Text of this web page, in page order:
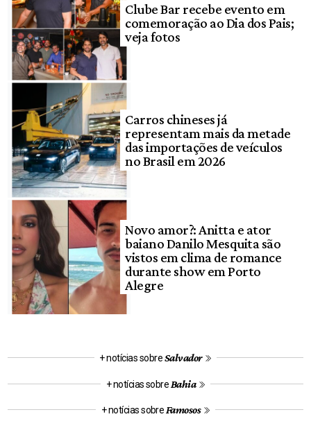
Clube Bar recebe evento em
comemoração ao Dia dos Pais;
veja fotos
Carros chineses já
representam mais da metade
das importações de veículos
no Brasil em 2026
Novo amor?: Anitta e ator
baiano Danilo Mesquita são
vistos em clima de romance
durante show em Porto
Alegre
+ notícias sobreSalvador
+ notícias sobre Bahia
+ notícias sobre Famosos